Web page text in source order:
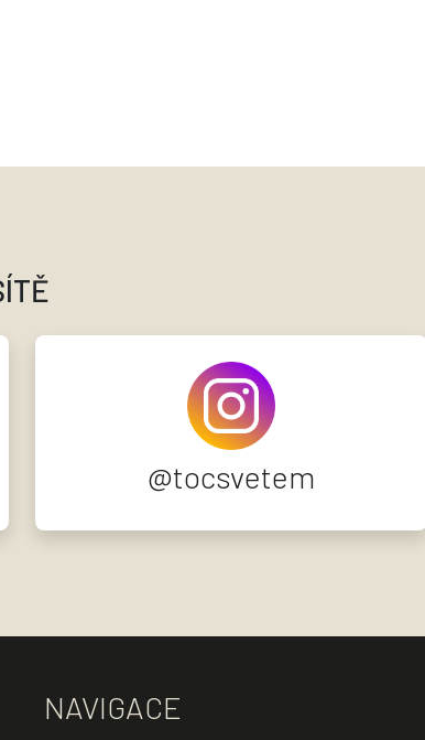
@tocsvetem
NAVIGACE